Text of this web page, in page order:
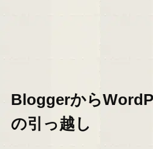
Bloggerから
の引っ越し